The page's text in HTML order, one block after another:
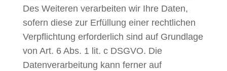
Des Weiteren verarbeiten wir Ihre Daten,
sofern diese zur Erfüllung einer rechtlichen
Verpflichtung erforderlich sind auf Grundlage
von Art. 6 Abs. 1 lit. c DSGVO. Die
Datenverarbeitung kann ferner auf